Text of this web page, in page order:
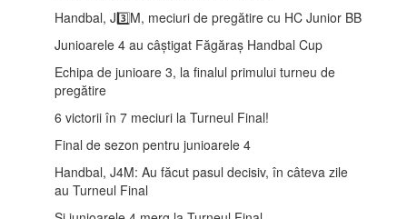
Handbal, J3️⃣M, meciuri de pregătire cu HC Junior BB
Junioarele 4 au câștigat Făgăraș Handbal Cup
Echipa de junioare 3, la finalul primului turneu de
pregătire
6 victorii în 7 meciuri la Turneul Final!
Final de sezon pentru junioarele 4
Handbal, J4M: Au făcut pasul decisiv, în câteva zile
au Turneul Final